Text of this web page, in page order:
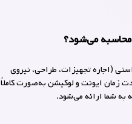
محاسبه می‌شود؟
(اجاره تجهیزات، طراحی، نیروی
زمان ایونتولوکیشنبه‌صورت کاملاً
به شما ارائه می‌شود.